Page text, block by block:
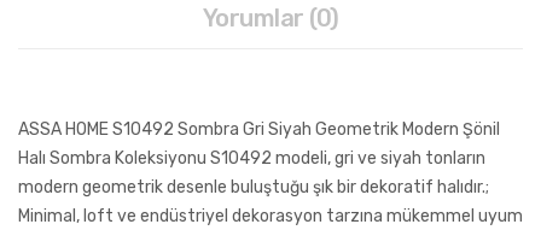
Yorumlar (0)
ASSA HOME S10492 Sombra Gri Siyah Geometrik Modern Şönil
Halı Sombra Koleksiyonu S10492 modeli, gri ve siyah tonların
modern geometrik desenle buluştuğu şık bir dekoratif halıdır.;
Minimal, loft ve endüstriyel dekorasyon tarzına mükemmel uyum